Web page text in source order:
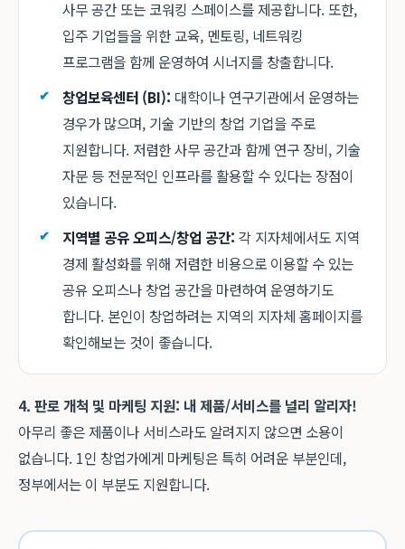
사무 공간 또는 코워킹 스페이스를 제공합니다. 또한,
입주 기업들을 위한 교육, 멘토링, 네트워킹
프로그램을 함께 운영하여 시너지를 창출합니다.
창업보육센터 (BI): 대학이나 연구기관에서 운영하는
경우가 많으며, 기술 기반의 창업 기업을 주로
지원합니다. 저렴한 사무 공간과 함께 연구 장비, 기술
자문 등 전문적인 인프라를 활용할 수 있다는 장점이
있습니다.
지역별 공유 오피스/창업 공간: 각 지자체에서도 지역
경제 활성화를 위해 저렴한 비용으로 이용할 수 있는
공유 오피스나 창업 공간을 마련하여 운영하기도
합니다. 본인이 창업하려는 지역의 지자체 홈페이지를
확인해보는 것이 좋습니다.
4. 판로 개척 및 마케팅 지원: 내 제품/서비스를 널리 알리자!
아무리 좋은 제품이나 서비스라도 알려지지 않으면 소용이
없습니다. 1인 창업가에게 마케팅은 특히 어려운 부분인데,
정부에서는 이 부분도 지원합니다.